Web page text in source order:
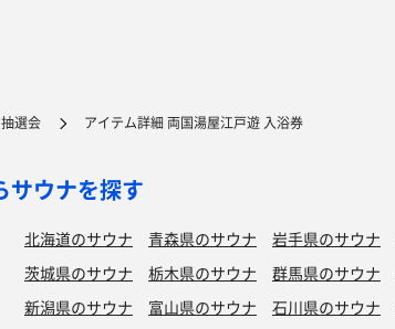
選会 アイテム詳細 両国湯屋江戸遊 入浴券
サウナを探す
北海道のサウナ 青森県のサウナ 岩手県のサウナ
茨城県のサウナ 栃木県のサウナ 群馬県のサウナ
新潟県のサウナ 富山県のサウナ 石川県のサウナ